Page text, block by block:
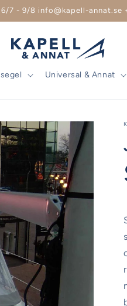
16/7 - 9/8 info@kapell-annat.se
Universal & Annat